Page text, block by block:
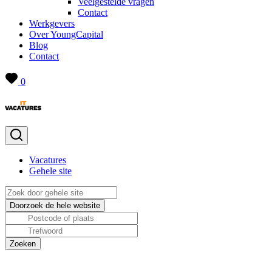
Contact
Werkgevers
Over YoungCapital
Blog
Contact
0
Vacatures
Gehele site